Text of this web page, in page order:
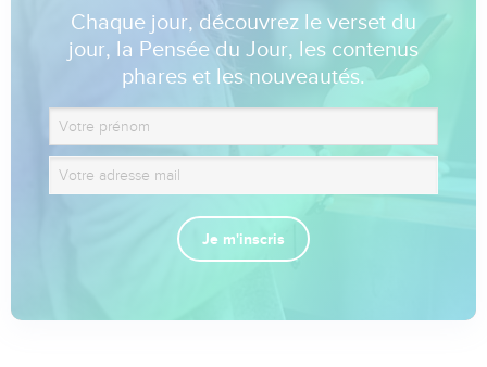
Chaque jour, découvrez le verset du
jour, la Pensée du Jour, les contenus
phares et les nouveautés.
Je m'inscris